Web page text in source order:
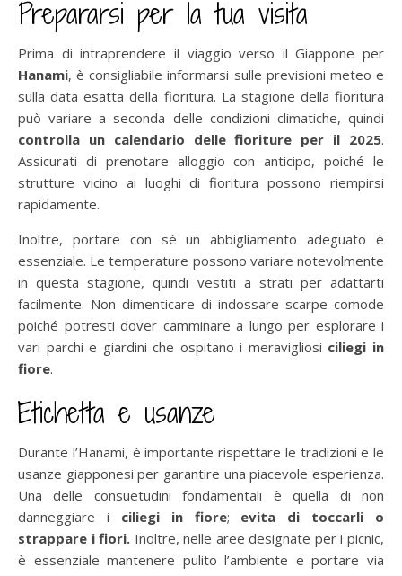
Prepararsi per la tua visita
Prima di intraprendere il viaggio verso il Giappone per
Hanami, è consigliabile informarsi sulle previsioni meteo e
sulla data esatta della fioritura. La stagione della fioritura
può variare a seconda delle condizioni climatiche, quindi
controlla un calendario delle fioriture per il 2025.
Assicurati di prenotare alloggio con anticipo, poiché le
strutture vicino ai luoghi di fioritura possono riempirsi
rapidamente.
Inoltre, portare con sé un abbigliamento adeguato è
essenziale. Le temperature possono variare notevolmente
in questa stagione, quindi vestiti a strati per adattarti
facilmente. Non dimenticare di indossare scarpe comode
poiché potresti dover camminare a lungo per esplorare i
vari parchi e giardini che ospitano i meravigliosi ciliegi in
fiore.
Etichetta e usanze
Durante l’Hanami, è importante rispettare le tradizioni e le
usanze giapponesi per garantire una piacevole esperienza.
Una delle consuetudini fondamentali è quella di non
danneggiare i ciliegi in fiore; evita di toccarli o
strappare i fiori. Inoltre, nelle aree designate per i picnic,
è essenziale mantenere pulito l’ambiente e portare via